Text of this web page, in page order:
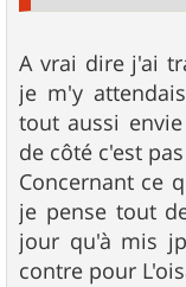
A vrai dire j'ai
je m'y
tout aussi
de côté c'est
Concernant ce
je pense tout
jour qu'à mis
contre pour